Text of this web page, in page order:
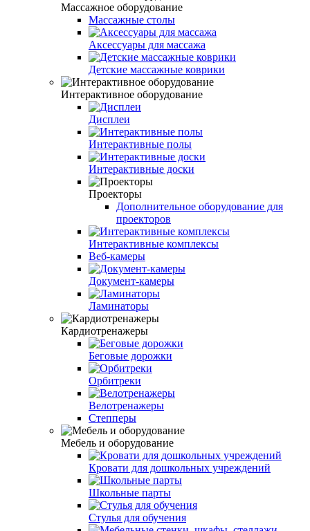
Массажное оборудование
Массажные столы
Аксессуары для массажа
Детские массажные коврики
Интерактивное оборудование
Дисплеи
Интерактивные полы
Интерактивные доски
Проекторы
Дополнительное оборудование для
проекторов
Интерактивные комплексы
Веб-камеры
Документ-камеры
Ламинаторы
Кардиотренажеры
Беговые дорожки
Орбитреки
Велотренажеры
Степперы
Мебель и оборудование
Кровати для дошкольных учреждений
Школьные парты
Стулья для обучения